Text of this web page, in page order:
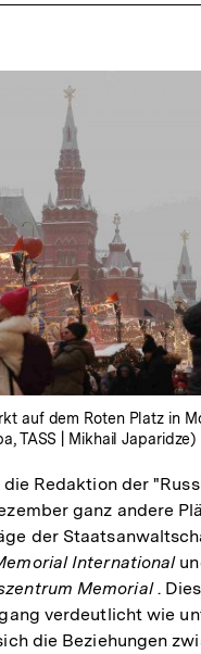
auf dem Roten Platz in
TASS | Mikhail Japaridze)
Redaktion der
ganz andere
der
International
Memorial.
verdeutlicht wie
die Beziehungen